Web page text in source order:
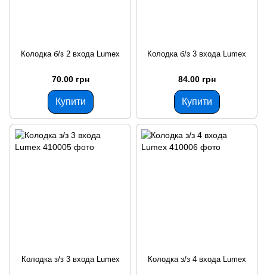
Колодка б/з 2 входа Lumex
70.00 грн
Купити
Колодка б/з 3 входа Lumex
84.00 грн
Купити
Колодка з/з 3 входа Lumex Колодка з/з 4 входа Lumex